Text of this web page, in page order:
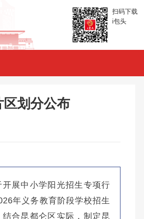
扫码下载
i包头
划分公布
展中小学阳光招生专项行
年义务教育阶段学校招生
合昆都仑区实际，制定昆